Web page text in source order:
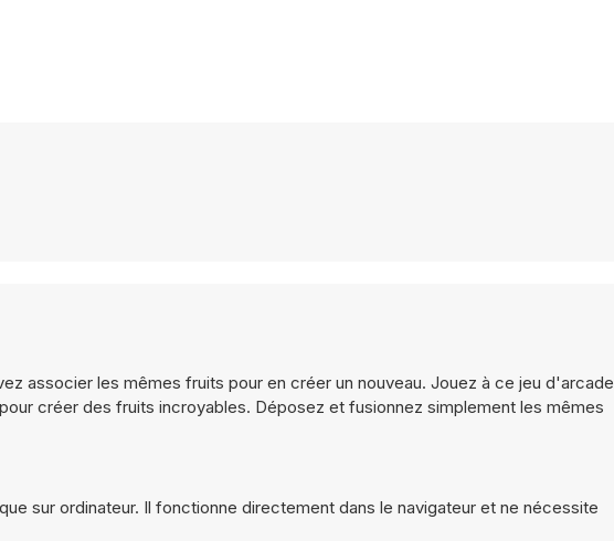
associer les mêmes fruits pour en créer un nouveau. Jouez à ce jeu d'arcade
créer des fruits incroyables. Déposez et fusionnez simplement les mêmes
sur ordinateur. Il fonctionne directement dans le navigateur et ne nécessite